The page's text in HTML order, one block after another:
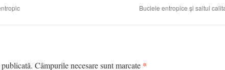
Buclele entropice şi saltul
Câmpurile necesare sunt marcate *